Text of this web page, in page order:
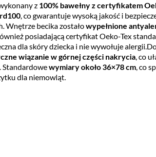
z 100% bawełny z certyfikatem
, co gwarantuje wysoką jakość i
Wnętrze becika zostałowypełnione
posiadającą certyfikat Oeko-Tex
dla skóry dziecka i nie wywołuje
wiązanie w górnej części nakrycia, co
Standardowewymiary około 36×78 cm, co
dla niemowląt.